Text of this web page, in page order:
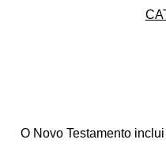
O Novo Testamento